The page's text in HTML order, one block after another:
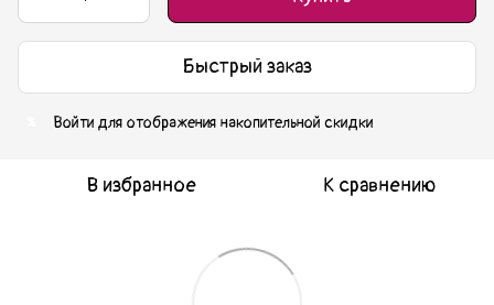
Быстрый заказ
Войти для отображения накопительной скидки
В избранное К сравнению